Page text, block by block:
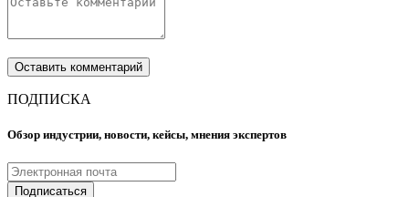
ПОДПИСКА
Обзор индустрии, новости, кейсы, мнения экспертов